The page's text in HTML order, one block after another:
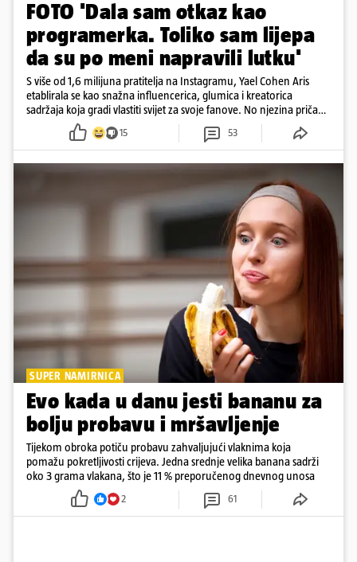
FOTO 'Dala sam otkaz kao
programerka. Toliko sam lijepa
da su po meni napravili lutku'
S više od 1,6 milijuna pratitelja na Instagramu, Yael Cohen Aris
etablirala se kao snažna influencerica, glumica i kreatorica
sadržaja koja gradi vlastiti svijet za svoje fanove. No njezina priča
pokazuje da online slava dolazi i s neočekivanim izazovima
15 53
SUPER NAMIRNICA
Evo kada u danu jesti bananu za
bolju probavu i mršavljenje
Tijekom obroka potiču probavu zahvaljujući vlaknima koja
pomažu pokretljivosti crijeva. Jedna srednje velika banana sadrži
oko 3 grama vlakana, što je 11 % preporučenog dnevnog unosa
2 61